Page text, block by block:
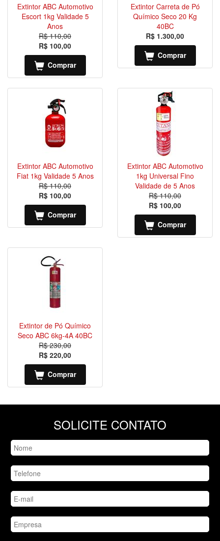
Extintor ABC Automotivo
Escort 1kg Validade 5
Anos
R$ 110,00
R$ 100,00
Comprar
Extintor Carreta de Pó
Químico Seco 20 Kg
40BC
R$ 1.300,00
Comprar
Extintor ABC Automotivo
Fiat 1kg Validade 5 Anos
R$ 110,00
R$ 100,00
Comprar
Extintor ABC Automotivo
1kg Universal Fino
Validade de 5 Anos
R$ 110,00
R$ 100,00
Comprar
Extintor de Pó Químico
Seco ABC 6kg-4A 40BC
R$ 230,00
R$ 220,00
Comprar
SOLICITE CONTATO